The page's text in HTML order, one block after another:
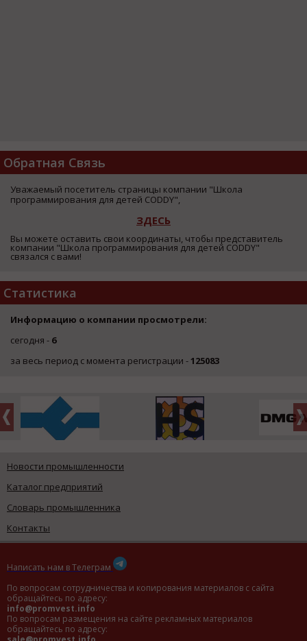
Обратная Связь
Уважаемый посетитель страницы компании "Школа
программирования для детей CODDY",
ЗДЕСЬ
Вы можете оставить свои координаты, чтобы представитель
компании "Школа программирования для детей CODDY"
связался с вами!
Статистика
Информацию о компании просмотрели:
сегодня - 6
за весь период с момента регистрации -125083
Новости промышленности
Каталог предприятий
Словарь промышленника
Контакты
Написать нам в Телеграм
По вопросам сотрудничества и копирования материалов с сайта
обращайтесь по адресу:
info@promvest.info
По вопросам размещения на сайте рекламных материалов
обращайтесь по адресу: